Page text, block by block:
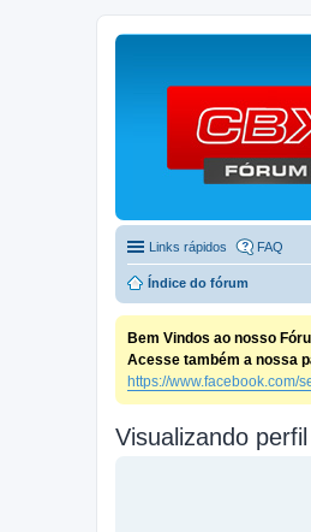
Links rápidos FAQ
Índice do fórum
Bem Vindos ao nosso
Acesse também a nossa
https://www.facebook.com/
Visualizando